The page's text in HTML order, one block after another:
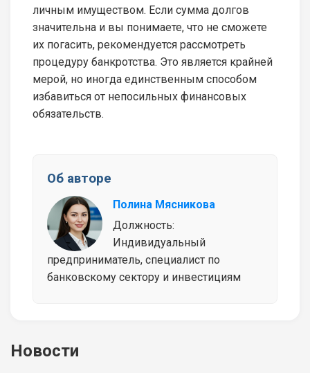
личным имуществом. Если сумма долгов
значительна и вы понимаете, что не сможете
их погасить, рекомендуется рассмотреть
процедуру банкротства. Это является крайней
мерой, но иногда единственным способом
избавиться от непосильных финансовых
обязательств.
Об авторе
Полина Мясникова
Должность:
Индивидуальный
предприниматель, специалист по
банковскому сектору и инвестициям
Новости